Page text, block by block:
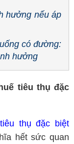
hưởng nếu áp
có đường:
hưởng
tiêu thụ đặc
thụ đặc biệt
hết sức quan